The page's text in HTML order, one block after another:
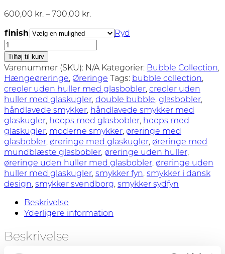
600,00 kr. –700,00 kr.
finish
Ryd
Double
Bubble
-
øreringe
antal
Tilføj til kurv
Varenummer (SKU): N/A Kategorier: Bubble Collection,
Hængeøreringe, Øreringe Tags: bubble collection,
creoler uden huller med glasbobler, creoler uden
huller med glaskugler, double bubble, glasbobler,
håndlavede smykker, håndlavede smykker med
glaskugler, hoops med glasbobler, hoops med
glaskugler, moderne smykker, øreringe med
glasbobler, øreringe med glaskugler, øreringe med
mundblæste glasbobler, øreringe uden huller,
øreringe uden huller med glasbobler, øreringe uden
huller med glaskugler, smykker fyn, smykker i dansk
design, smykker svendborg, smykker sydfyn
Beskrivelse
Yderligere information
Beskrivelse